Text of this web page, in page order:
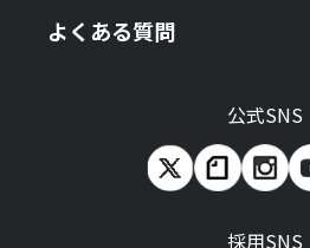
よくある質問
公式SNS
採用SNS